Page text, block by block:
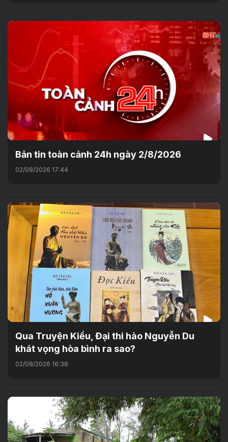
Bản tin toàn cảnh 24h ngày 2/8/2026
02/08/2026 17:44
Qua Truyện Kiều, Đại thi hào Nguyễn Du
khát vọng hòa bình ra sao?
02/08/2026 16:38